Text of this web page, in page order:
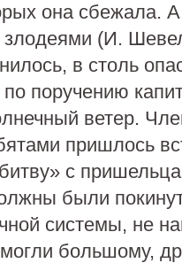
она сбежала.
злодеями (И.
в столь
поручению
ветер.
пришлось
с
были
системы, не
большому,